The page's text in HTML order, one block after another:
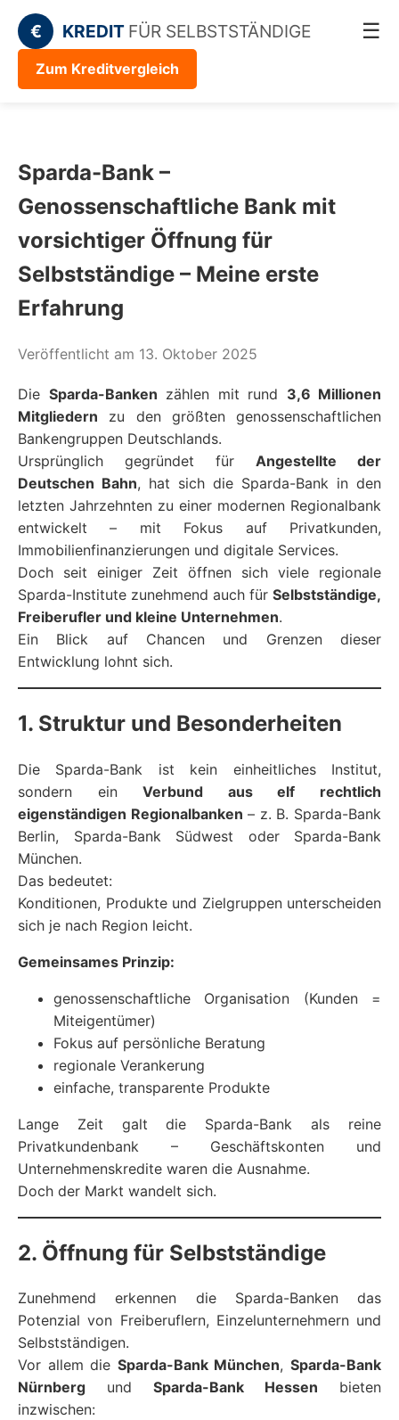
€ KREDIT FÜR SELBSTSTÄNDIGE ☰
Zum Kreditvergleich
Sparda-Bank –
Genossenschaftliche Bank mit
vorsichtiger Öffnung für
Selbstständige – Meine erste
Erfahrung
Veröffentlicht am 13. Oktober 2025
Die Sparda-Banken zählen mit rund 3,6 Millionen
Mitgliedern zu den größten genossenschaftlichen
Bankengruppen Deutschlands.
Ursprünglich gegründet für Angestellte der
Deutschen Bahn, hat sich die Sparda-Bank in den
letzten Jahrzehnten zu einer modernen Regionalbank
entwickelt – mit Fokus auf Privatkunden,
Immobilienfinanzierungen und digitale Services.
Doch seit einiger Zeit öffnen sich viele regionale
Sparda-Institute zunehmend auch für Selbstständige,
Freiberufler und kleine Unternehmen.
Ein Blick auf Chancen und Grenzen dieser
Entwicklung lohnt sich.
1. Struktur und Besonderheiten
Die Sparda-Bank ist kein einheitliches Institut,
sondern einVerbund aus elf rechtlich
eigenständigen Regionalbanken – z. B. Sparda-Bank
Berlin, Sparda-Bank Südwest oder Sparda-Bank
München.
Das bedeutet:
Konditionen, Produkte und Zielgruppen unterscheiden
sich je nach Region leicht.
Gemeinsames Prinzip:
genossenschaftliche Organisation (Kunden =
Miteigentümer)
Fokus auf persönliche Beratung
regionale Verankerung
einfache, transparente Produkte
Lange Zeit galt die Sparda-Bank als reine
Privatkundenbank – Geschäftskonten und
Unternehmenskredite waren die Ausnahme.
Doch der Markt wandelt sich.
2. Öffnung für Selbstständige
Zunehmend erkennen die Sparda-Banken das
Potenzial von Freiberuflern, Einzelunternehmern und
Selbstständigen.
Vor allem die Sparda-Bank München,Sparda-Bank
Nürnberg und Sparda-Bank Hessen bieten
inzwischen: